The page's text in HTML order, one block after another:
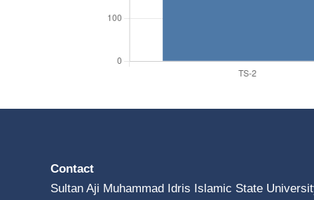
Contact
Sultan Aji Muhammad Idris Islamic State